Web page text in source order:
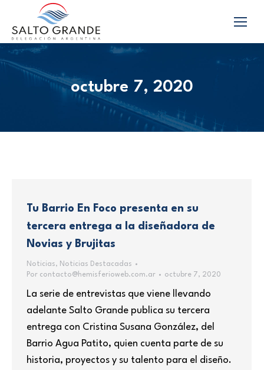
octubre 7, 2020
Tu Barrio En Foco presenta en su
tercera entrega a la diseñadora de
Novias y Brujitas
Noticias, Noticias Destacadas
Por contacto@hemisferioweb.com.ar octubre 7, 2020
La serie de entrevistas que viene llevando
adelante Salto Grande publica su tercera
entrega con Cristina Susana González, del
Barrio Agua Patito, quien cuenta parte de su
historia, proyectos y su talento para el diseño.